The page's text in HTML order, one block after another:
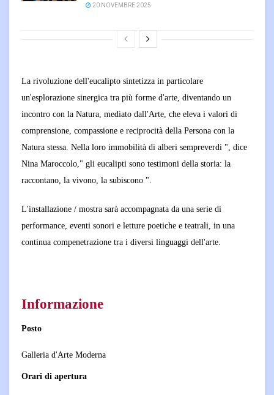
20 NOVEMBRE 2025
La rivoluzione dell'eucalipto sintetizza in particolare
un'esplorazione sinergica tra più forme d'arte, diventando un
incontro con la Natura, mediato dall'Arte, che eleva i valori di
comprensione, compassione e reciprocità della Persona con la
Natura stessa. Nella loro immobilità di alberi sempreverdi ", dice
Nina Maroccolo," gli eucalipti sono testimoni della storia: la
raccontano, la vivono, la subiscono ".
L'installazione / mostra sarà accompagnata da una serie di
performance, eventi sonori e letture poetiche e teatrali, in una
continua compenetrazione tra i diversi linguaggi dell'arte.
Informazione
Posto
Galleria d'Arte Moderna
Orari di apertura